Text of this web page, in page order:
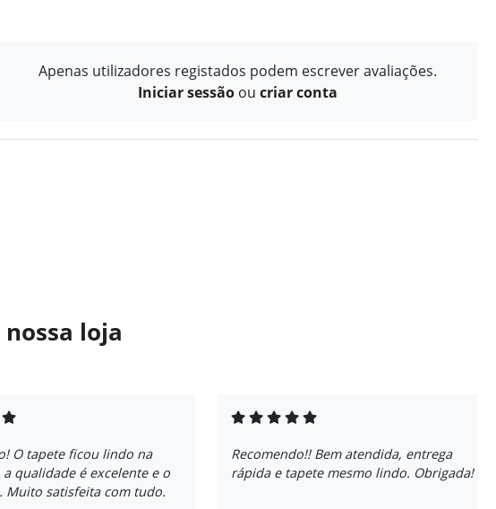
Apenas utilizadores registados podem escrever avaliações.
Iniciar sessão ou criar conta
loja
O tapete ficou lindo na
qualidade é excelente e o
Muito satisfeita com tudo.
Recomendo!! Bem atendida, entrega
rápida e tapete mesmo lindo. Obrigada!